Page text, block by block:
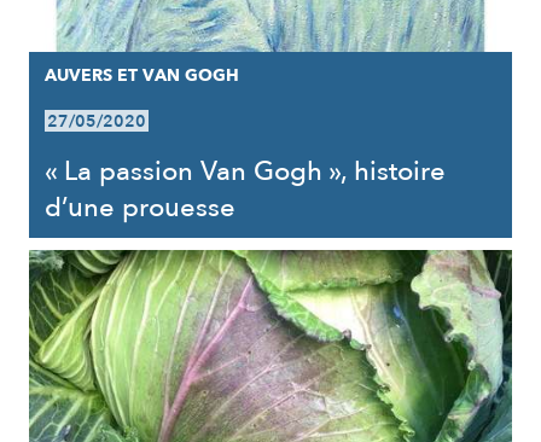
AUVERS ET VAN GOGH
27/05/2020
« La passion Van Gogh », histoire
d’une prouesse